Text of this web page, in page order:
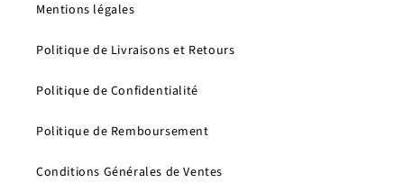
Mentions légales
Politique de Livraisons et Retours
Politique de Confidentialité
Politique de Remboursement
Conditions Générales de Ventes